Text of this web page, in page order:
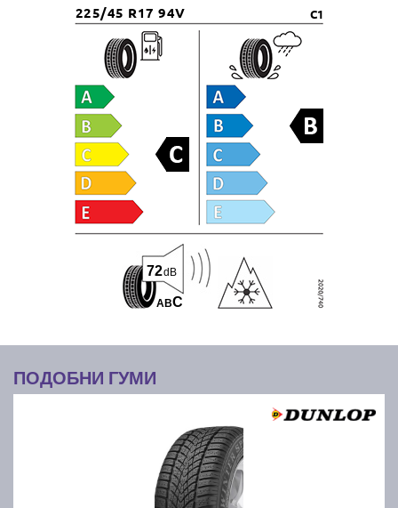
225/45 R17 94V C1
ABC
72dB
ПОДОБНИ ГУМИ